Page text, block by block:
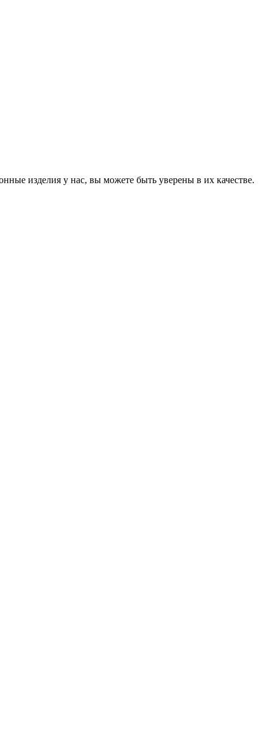
изделия у нас, вы можете быть уверены в их качестве.